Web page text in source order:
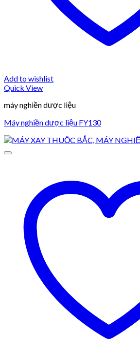
Add to wishlist
Quick View
máy nghiền dược liệu
Máy nghiền dược liệu FY130